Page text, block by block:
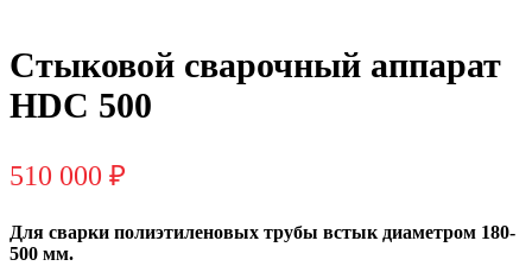
Стыковой сварочный аппарат
HDC 500
510 000 ₽
Для сварки полиэтиленовых трубы встык диаметром 180-
500 мм.